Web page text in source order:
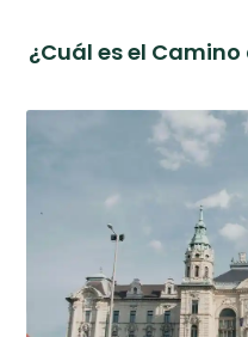
¿Cuál es el